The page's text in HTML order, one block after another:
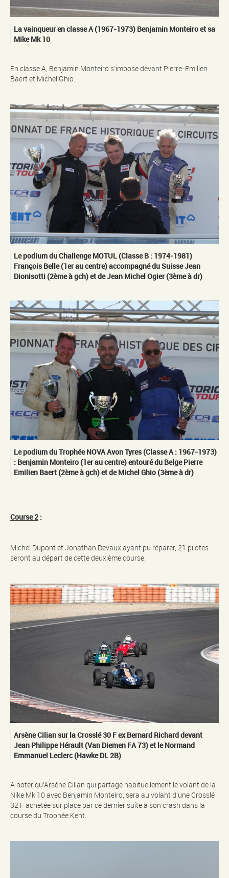
La vainqueur en classe A (1967-1973) Benjamin Monteiro et sa
Mike Mk 10
En classe A, Benjamin Monteiro s’impose devant Pierre-Emilien
Baert et Michel Ghio.
Le podium du Challenge MOTUL (Classe B : 1974-1981)
François Belle (1er au centre) accompagné du Suisse Jean
Dionisotti (2ème à gch) et de Jean Michel Ogier (3ème à dr)
Le podium du Trophée NOVA Avon Tyres (Classe A : 1967-1973)
: Benjamin Monteiro (1er au centre) entouré du Belge Pierre
Emilien Baert (2ème à gch) et de Michel Ghio (3ème à dr)
Course 2 :
Michel Dupont et Jonathan Devaux ayant pu réparer, 21 pilotes
seront au départ de cette deuxième course.
Arsène Cilian sur la Crosslé 30 F ex Bernard Richard devant
Jean Philippe Hérault (Van Diemen FA 73) et le Normand
Emmanuel Leclerc (Hawke DL 2B)
A noter qu’Arsène Cilian qui partage habituellement le volant de la
Nike Mk 10 avec Benjamin Monteiro, sera au volant d’une Crosslé
32 F achetée sur place par ce dernier suite à son crash dans la
course du Trophée Kent.